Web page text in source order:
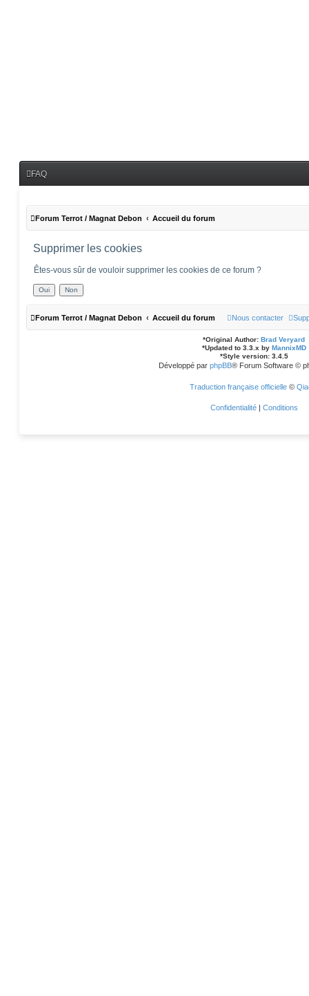
FAQ
Forum Terrot / Magnat Debon Accueil du forum
Supprimer les cookies
Êtes-vous sûr de vouloir supprimer les cookies de ce forum ?
Forum Terrot / Magnat Debon Accueil du forum Nous contacter
*Original Author: Brad Veryard
*Updated to 3.3.x by MannixMD
*Style version: 3.4.5
Développé par phpBB® Forum Software ©
Traduction française officielle©
Confidentialité | Conditions